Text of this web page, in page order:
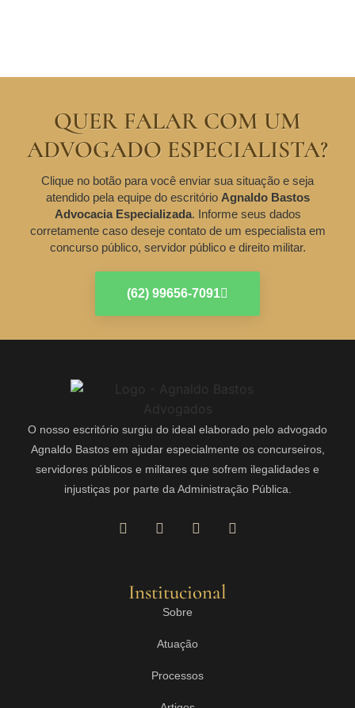
QUER FALAR COM UM
ADVOGADO ESPECIALISTA?
Clique no botão para você enviar sua situação e seja
atendido pela equipe do escritório Agnaldo Bastos
Advocacia Especializada. Informe seus dados
corretamente caso deseje contato de um especialista em
concurso público, servidor público e direito militar.
(62) 99656-7091
O nosso escritório surgiu do ideal elaborado pelo advogado
Agnaldo Bastos em ajudar especialmente os concurseiros,
servidores públicos e militares que sofrem ilegalidades e
injustiças por parte da Administração Pública.
Institucional
Sobre
Atuação
Processos